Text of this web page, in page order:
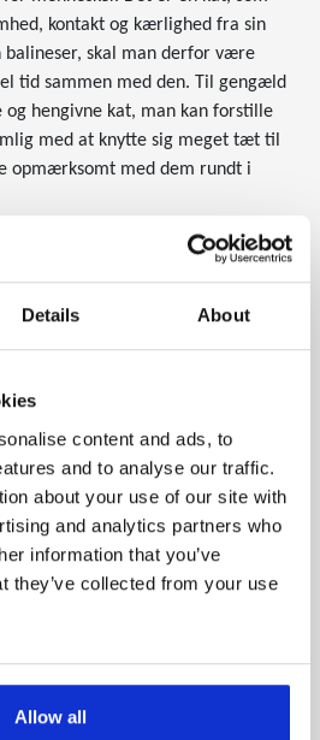
Details About
content and ads, to
and to analyse our traffic.
about your use of our site with
and analytics partners who
information that you’ve
they’ve collected from your use
Allow all
kontakt og kærlighed fra sin
balineser, skal man derfor være
tid sammen med den. Til gengæld
hengivne kat, man kan forstille
med at knytte sig meget tæt til
opmærksomt med dem rundt i
andre ord en kat, som er umulig at
balineseren er, at den elsker at sidde
eller et andet højt sted i huset,
det, så er balineseren faktisk
Den stammer derimod
dens ”forfædre”, siameseren.
til USA og Storbritannien fra
en række